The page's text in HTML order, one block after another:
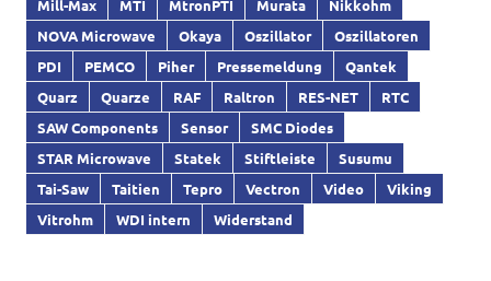
Mill-Max
MTI MtronPTI Murata
Nikkohm
NOVA Microwave
Okaya Oszillator
Oszillatoren
PDI
PEMCO Piher Pressemeldung
Qantek
Quarz
Quarze RAF Raltron RES-NET
RTC
SAW Components
Sensor
SMC Diodes
STAR Microwave
Statek Stiftleiste
Susumu
Tai-Saw
Taitien Tepro Vectron Video
Viking
Vitrohm
WDI intern Widerstand